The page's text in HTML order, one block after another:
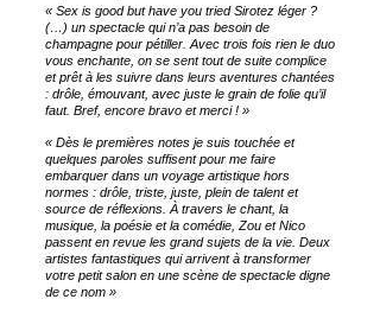
« Sex is good but have you tried Sirotez léger ?
(…) un spectacle qui n’a pas besoin de
champagne pour pétiller. Avec trois fois rien le duo
vous enchante, on se sent tout de suite complice
et prêt à les suivre dans leurs aventures chantées
: drôle, émouvant, avec juste le grain de folie qu’il
faut. Bref, encore bravo et merci ! »
« Dès le premières notes je suis touchée et
quelques paroles suffisent pour me faire
embarquer dans un voyage artistique hors
normes : drôle, triste, juste, plein de talent et
source de réflexions. À travers le chant, la
musique, la poésie et la comédie, Zou et Nico
passent en revue les grand sujets de la vie. Deux
artistes fantastiques qui arrivent à transformer
votre petit salon en une scène de spectacle digne
de ce nom »